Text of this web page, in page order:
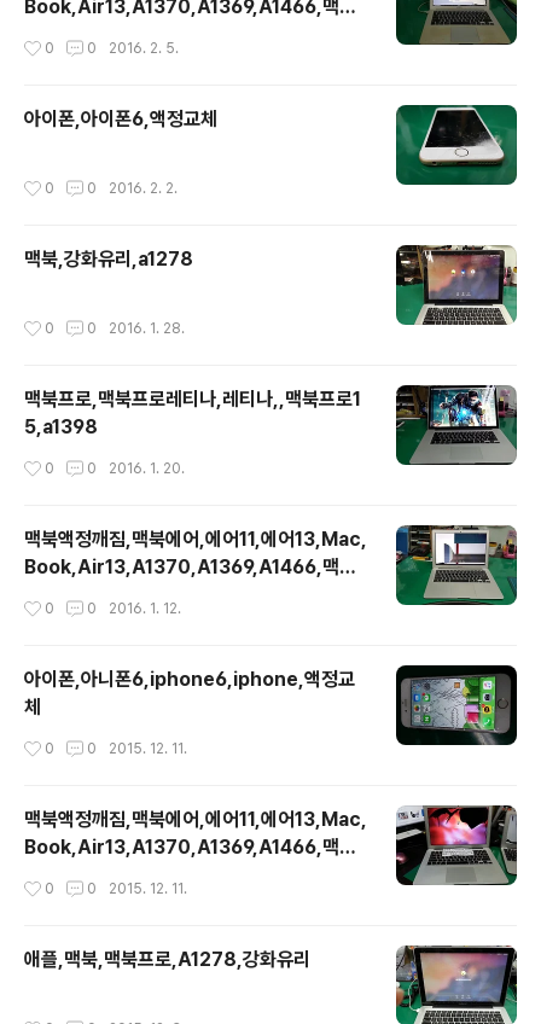
Book,Air13,A1370,A1369,A1466,맥북
0 0 2016. 2. 5.
아이폰,아이폰6,액정교체
0 0 2016. 2. 2.
맥북,강화유리,a1278
0 0 2016. 1. 28.
맥북프로,맥북프로레티나,레티나,,맥북프로1
5,a1398
0 0 2016. 1. 20.
맥북액정깨짐,맥북에어,에어11,에어13,Mac,
Book,Air13,A1370,A1369,A1466,맥북
0 0 2016. 1. 12.
아이폰,아니폰6,iphone6,iphone,액정교
체
0 0 2015. 12. 11.
맥북액정깨짐,맥북에어,에어11,에어13,Mac,
Book,Air13,A1370,A1369,A1466,맥북
0 0 2015. 12. 11.
애플,맥북,맥북프로,A1278,강화유리